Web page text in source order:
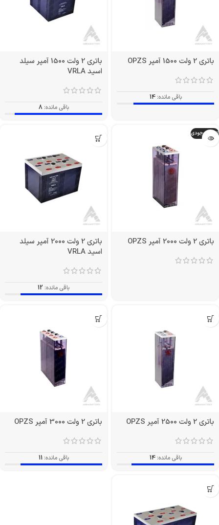
باتری 2 ولت 1500 آمپر OPZS
باقی مانده: 14
باتری 2 ولت 1500 آمپر سیلد
اسید VRLA
باقی مانده: 8
اتمام موجودی
باتری 2 ولت 2000 آمپر OPZS
باتری 2 ولت 2000 آمپر سیلد
اسید VRLA
باقی مانده: 12
باتری 2 ولت 2500 آمپر OPZS
باقی مانده: 14
باتری 2 ولت 3000 آمپر OPZS
باقی مانده: 11